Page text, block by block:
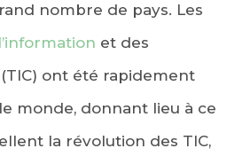
nombre de pays. Les
et des
ont été rapidement
monde, donnant lieu à ce
la révolution des TIC,